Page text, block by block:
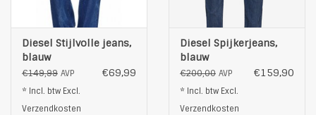
Diesel Stijlvolle jeans,
blauw
€149,99 AVP €69,99
* Incl. btw Excl.
Verzendkosten
Diesel Spijkerjeans,
blauw
€200,00 AVP €159,90
* Incl. btw Excl.
Verzendkosten